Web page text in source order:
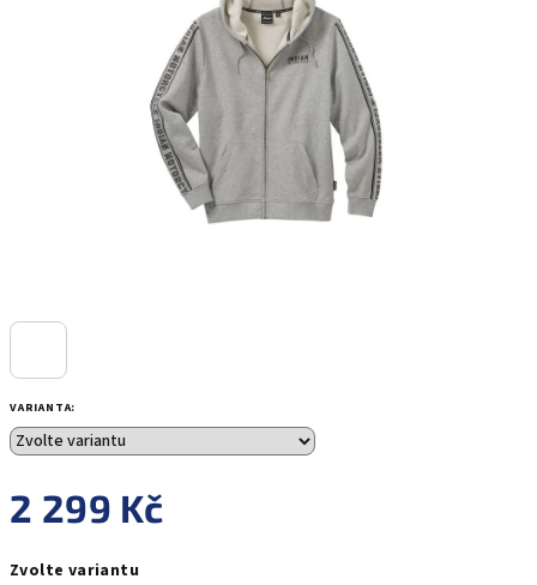
VARIANTA:
2 299 Kč
cena:
Zvolte variantu
hvězdiček.